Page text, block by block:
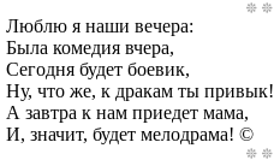
Люблю я наши вечера:
Была комедия вчера,
Сегодня будет боевик,
Ну, что же, к дракам ты привык!
А завтра к нам приедет мама,
И, значит, будет мелодрама! ©